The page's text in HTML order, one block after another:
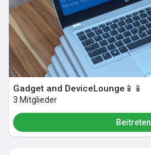
Gadget and DeviceLounge📱📱
3 Mitglieder
Beitreten